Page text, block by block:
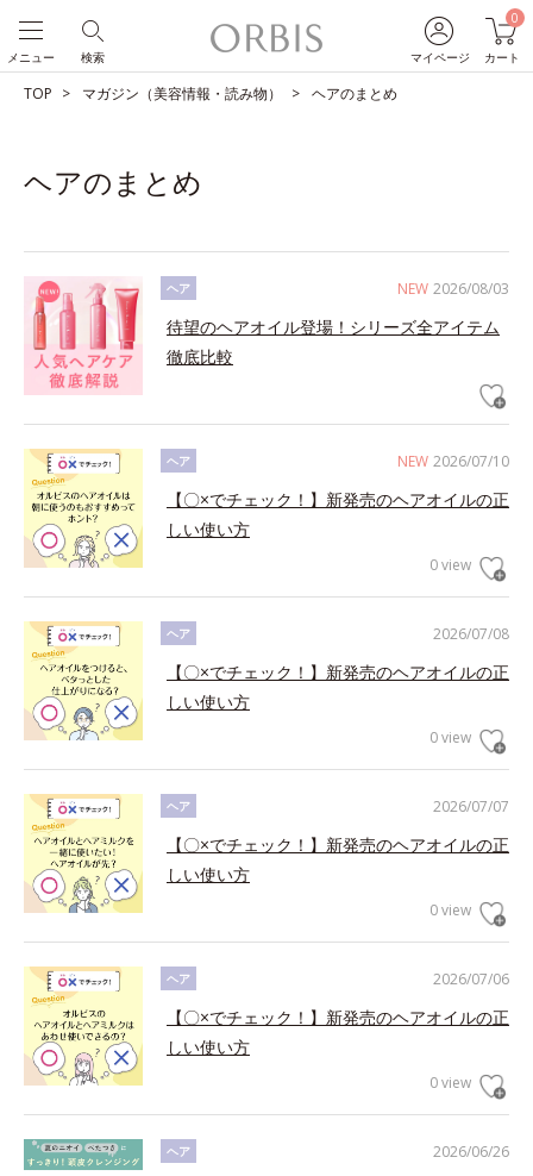
マイページ
0
カート
検索
メニュー
TOP マガジン（美容情報・読み物） ヘアのまとめ
ヘアのまとめ
NEW 2026/08/03
ヘア
待望のヘアオイル登場！シリーズ全アイテム
徹底比較
NEW 2026/07/10
ヘア
【〇×でチェック！】新発売のヘアオイルの正
しい使い方
0 view
2026/07/08
ヘア
【〇×でチェック！】新発売のヘアオイルの正
しい使い方
0 view
2026/07/07
ヘア
【〇×でチェック！】新発売のヘアオイルの正
しい使い方
0 view
2026/07/06
ヘア
【〇×でチェック！】新発売のヘアオイルの正
しい使い方
0 view
2026/06/26
ヘア